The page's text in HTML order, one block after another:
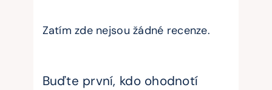
Zatím zde nejsou žádné recenze.
Buďte první, kdo ohodnotí